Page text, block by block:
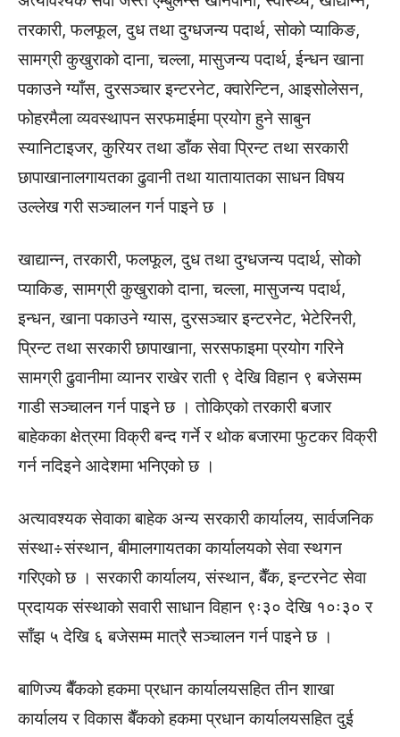
तरकारी, फलफूल, दुध तथा दुग्धजन्य पदार्थ, सोको प्याकिङ,
सामग्री कुखुराको दाना, चल्ला, मासुजन्य पदार्थ, ईन्धन खाना
पकाउने ग्याँस, दुरसञ्चार इन्टरनेट, क्वारेन्टिन, आइसोलेसन,
फोहरमैला व्यवस्थापन सरफमाईमा प्रयोग हुने साबुन
स्यानिटाइजर, कुरियर तथा डाँक सेवा प्रिन्ट तथा सरकारी
छापाखानालगायतका ढुवानी तथा यातायातका साधन विषय
उल्लेख गरी सञ्चालन गर्न पाइने छ ।
खाद्यान्न, तरकारी, फलफूल, दुध तथा दुग्धजन्य पदार्थ, सोको
प्याकिङ, सामग्री कुखुराको दाना, चल्ला, मासुजन्य पदार्थ,
इन्धन, खाना पकाउने ग्यास, दुरसञ्चार इन्टरनेट, भेटेरिनरी,
प्रिन्ट तथा सरकारी छापाखाना, सरसफाइमा प्रयोग गरिने
सामग्री ढुवानीमा व्यानर राखेर राती ९ देखि विहान ९ बजेसम्म
गाडी सञ्चालन गर्न पाइने छ । तोकिएको तरकारी बजार
बाहेकका क्षेत्रमा विक्री बन्द गर्ने र थोक बजारमा फुटकर विक्री
गर्न नदिइने आदेशमा भनिएको छ ।
अत्यावश्यक सेवाका बाहेक अन्य सरकारी कार्यालय, सार्वजनिक
संस्था÷संस्थान, बीमालगायतका कार्यालयको सेवा स्थगन
गरिएको छ । सरकारी कार्यालय, संस्थान, बैँक, इन्टरनेट सेवा
प्रदायक संस्थाको सवारी साधान विहान ९ः३० देखि १०ः३० र
साँझ ५ देखि ६ बजेसम्म मात्रै सञ्चालन गर्न पाइने छ ।
बाणिज्य बैँकको हकमा प्रधान कार्यालयसहित तीन शाखा
कार्यालय र विकास बैँकको हकमा प्रधान कार्यालयसहित दुई